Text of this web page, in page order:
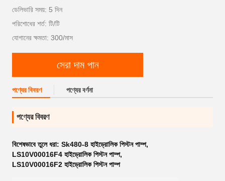
ডেলিভারি সময়: 5 দিন
পরিশোধের শর্ত: টি/টি
যোগানের ক্ষমতা: 300/মাস
সেরা দাম পান
পণ্যের বিবরণ পণ্যের বর্ণনা
পণ্যের বিবরণ
বিশেষভাবে তুলে ধরা: Sk480-8 হাইড্রোলিক পিস্টন পাম্প,
LS10V00016F4 হাইড্রোলিক পিস্টন পাম্প,
LS10V00016F2 হাইড্রোলিক পিস্টন পাম্প